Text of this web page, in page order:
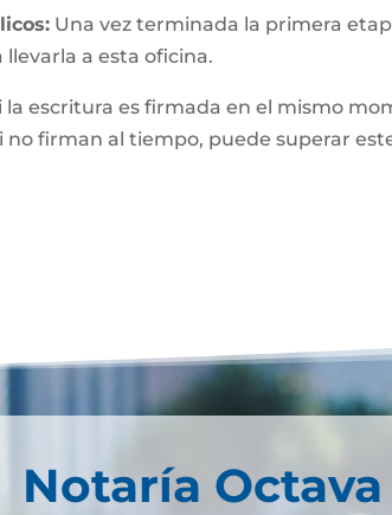
Una vez terminada la primera
a esta oficina.
la escritura es firmada en el mismo
firman al tiempo, puede superar
Notaría